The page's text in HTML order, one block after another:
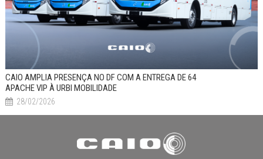
CAIO AMPLIA PRESENÇA NO DF COM A ENTREGA DE 64
APACHE VIP À URBI MOBILIDADE
28/02/2026